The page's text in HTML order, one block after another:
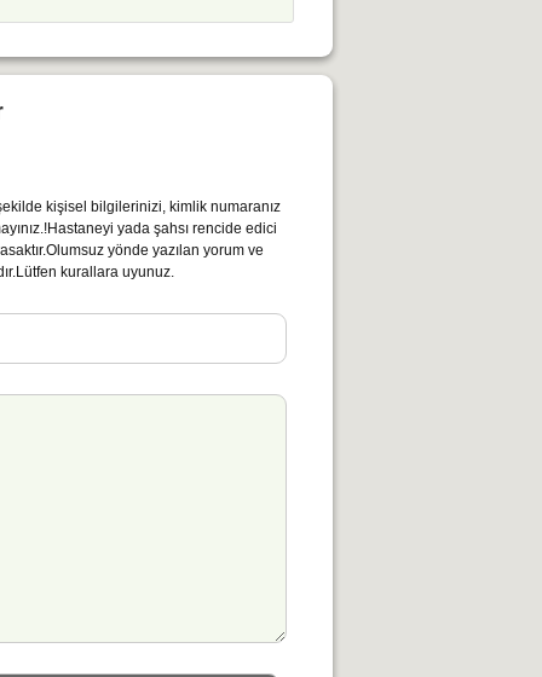
kişisel bilgilerinizi, kimlik numaranız
yada şahsı rencide edici
yönde yazılan yorum ve
kurallara uyunuz.